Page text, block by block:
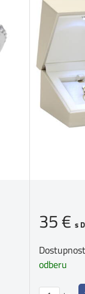
35 € s
odberu